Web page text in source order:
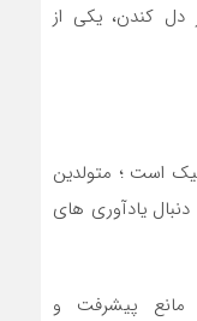
کندن، يکي از
است ؛ متولدين
يادآوری ‌هاي
مانع پيشرفت و